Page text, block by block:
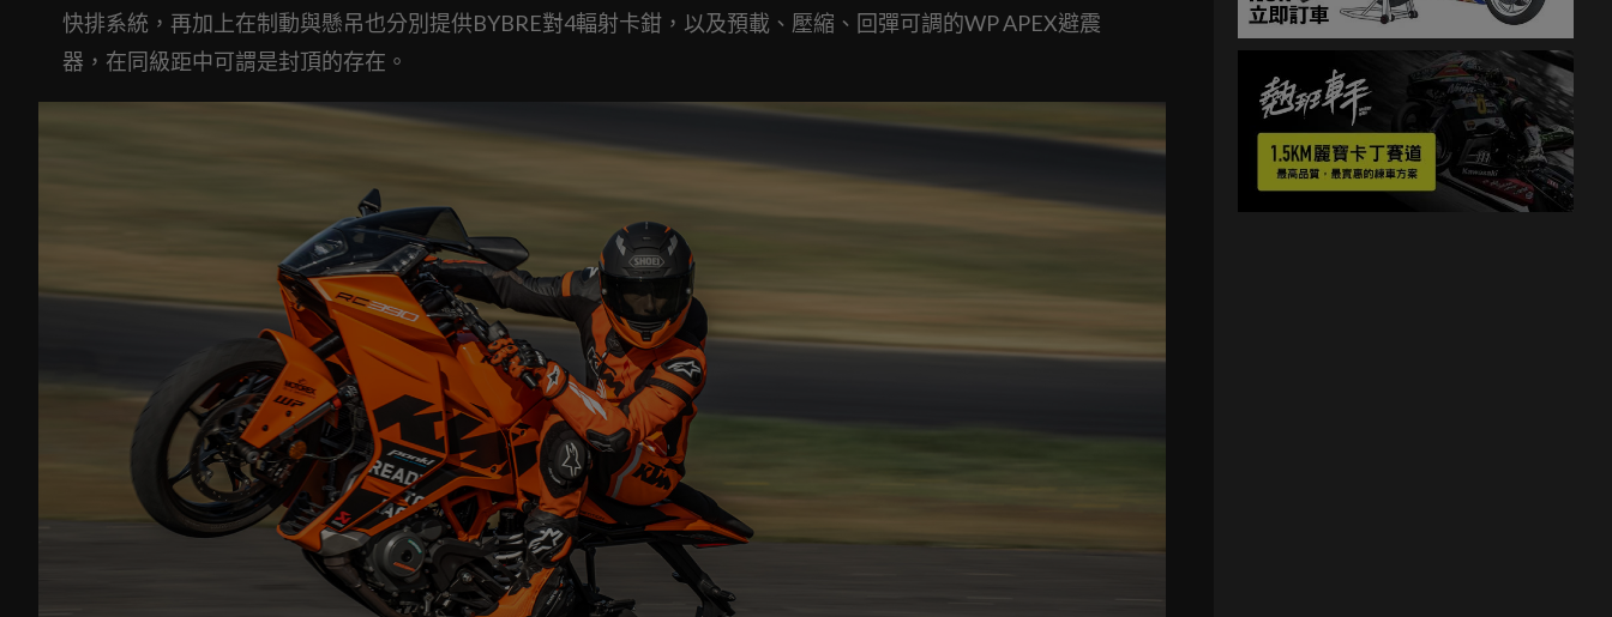
快排系統，再加上在制動與懸吊也分別提供BYBRE對4輻射卡鉗，以及預載、壓縮、回彈可調的WP APEX避震
器，在同級距中可謂是封頂的存在。